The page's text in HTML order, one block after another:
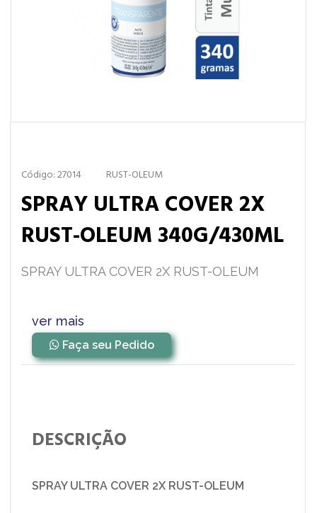
Código: 27014 RUST-OLEUM
SPRAY ULTRA COVER 2X
RUST-OLEUM 340G/430ML
SPRAY ULTRA COVER 2X RUST-OLEUM
ver mais
Faça seu Pedido
DESCRIÇÃO
SPRAY ULTRA COVER 2X RUST-OLEUM